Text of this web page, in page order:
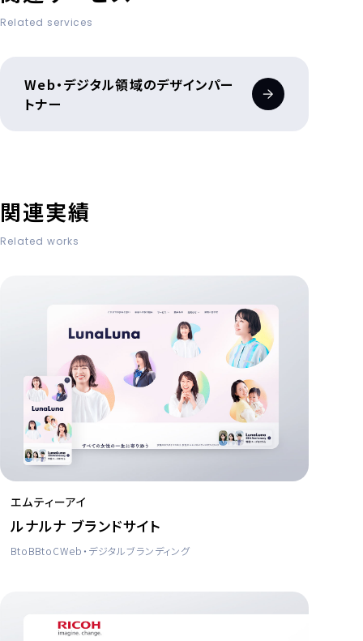
Related services
Web・デジタル領域のデザインパー
トナー
関連実績
Related works
エムティーアイ
ルナルナ ブランドサイト
BtoBBtoCWeb・デジタルブランディング